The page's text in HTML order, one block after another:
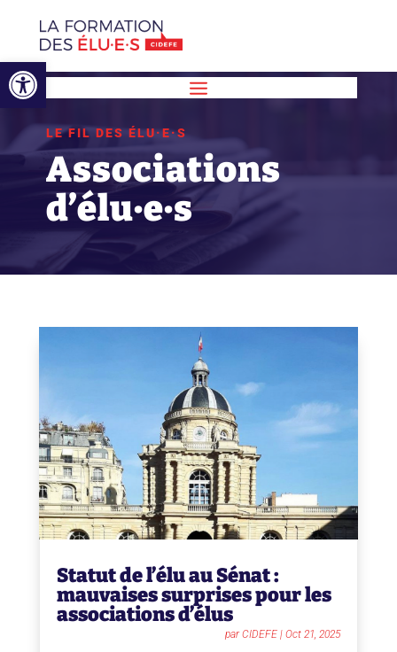
Ouvrir la barre d’outils
LE FIL DES ÉLU·E·S
Associations
d’élu·e·s
Statut de l’élu au Sénat :
mauvaises surprises pour les
associations d’élus
parCIDEFE |Oct 21, 2025